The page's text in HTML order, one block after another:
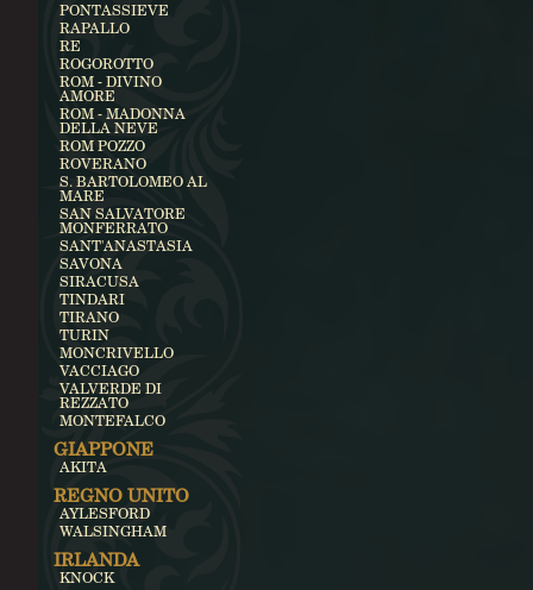
PONTASSIEVE
RAPALLO
RE
ROGOROTTO
ROM - DIVINO
AMORE
ROM - MADONNA
DELLA NEVE
ROM POZZO
ROVERANO
S. BARTOLOMEO AL
MARE
SAN SALVATORE
MONFERRATO
SANT'ANASTASIA
SAVONA
SIRACUSA
TINDARI
TIRANO
TURIN
MONCRIVELLO
VACCIAGO
VALVERDE DI
REZZATO
MONTEFALCO
GIAPPONE
AKITA
REGNO UNITO
AYLESFORD
WALSINGHAM
IRLANDA
KNOCK